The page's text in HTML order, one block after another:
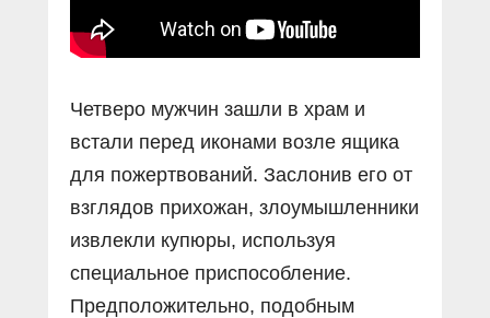
Четверо мужчин зашли в храм и
встали перед иконами возле ящика
для пожертвований. Заслонив его от
взглядов прихожан, злоумышленники
извлекли купюры, используя
специальное приспособление.
Предположительно, подобным